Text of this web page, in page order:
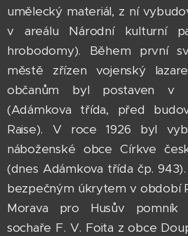
umělecký materiál, z ní
v areálu Národní kulturní
hrobodomy). Během první
městě zřízen vojenský
občanům byl postaven v
(Adámkova třída, před
Raise). V roce 1926 byl
náboženské obce Církve
(dnes Adámkova třída čp.
bezpečným úkrytem v období
Morava pro Husův pomník
sochaře F. V. Foita z obce